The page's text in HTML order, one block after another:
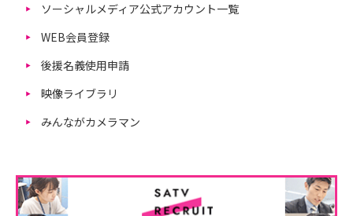
ソーシャルメディア公式アカウント一覧
WEB会員登録
後援名義使用申請
映像ライブラリ
みんながカメラマン